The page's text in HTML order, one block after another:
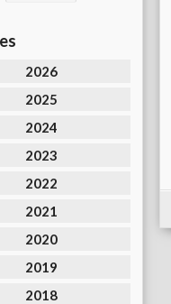
2026
2025
2024
2023
2022
2021
2020
2019
2018